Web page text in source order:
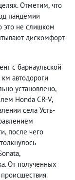
Отметим, что
пандемии
это не слишком
дискомфорт
с барнаульской
автодороги
установлено,
Honda CR-V,
села Усть-
, после чего
,
От полученных